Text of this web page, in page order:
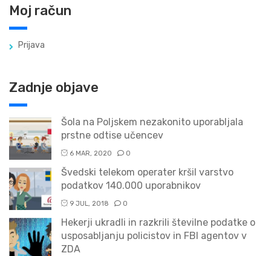
Moj račun
Prijava
Zadnje objave
Šola na Poljskem nezakonito uporabljala
prstne odtise učencev
6 MAR, 2020 0
Švedski telekom operater kršil varstvo
podatkov 140.000 uporabnikov
9 JUL, 2018 0
Hekerji ukradli in razkrili številne podatke o
usposabljanju policistov in FBI agentov v
ZDA